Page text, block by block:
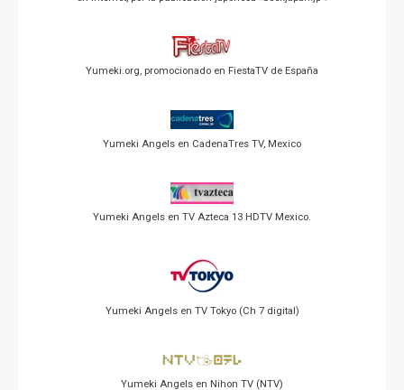
Yumeki.org, promocionado en FiestaTV de España
Yumeki Angels en CadenaTres TV, Mexico
Yumeki Angels en TV Azteca 13 HDTV Mexico.
Yumeki Angels en TV Tokyo (Ch 7 digital)
Yumeki Angels en Nihon TV (NTV)